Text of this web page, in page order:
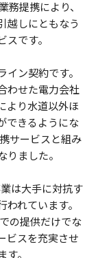
務提携により、
越しにともなう
です。
ン契約です。
わせた電力会社
より水道以外ほ
できるようにな
サービスと組み
ました。
は大手に対抗す
れています。
の提供だけでな
ビスを充実させ
。